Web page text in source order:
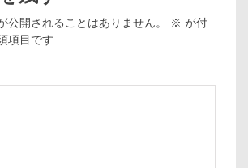
公開されることはありません。 ※ が付
項目です